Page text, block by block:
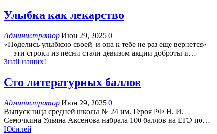
Улыбка как лекарство
Администратор Июн 29, 2025 0
«Поделись улыбкою своей, и она к тебе не раз еще вернется»
— эти строки из песни стали девизом акции доброты и…
Знай наших!
Сто литературных баллов
Администратор Июн 29, 2025 0
Выпускница средней школы № 24 им. Героя РФ Н. И.
Семочкина Ульяна Аксенова набрала 100 баллов на ЕГЭ по…
Юбилей